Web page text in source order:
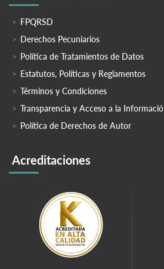
FPQRSD
Derechos Pecuniarios
Política de Tratamientos de Datos
Estatutos, Políticas y Reglamentos
Términos y Condiciones
Transparencia y Acceso a la
Política de Derechos de Autor
Acreditaciones